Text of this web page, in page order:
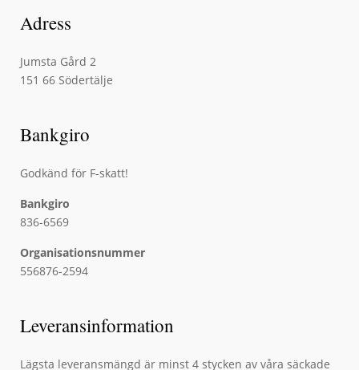
Adress
Jumsta Gård 2
151 66 Södertälje
Bankgiro
Godkänd för F-skatt!
Bankgiro
836-6569
Organisationsnummer
556876-2594
Leveransinformation
Lägsta leveransmängd är minst 4 stycken av våra säckade